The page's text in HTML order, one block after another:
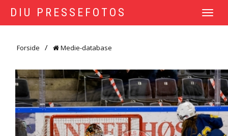
DIU PRESSEFOTOS
TOGGLE
Forside Medie-database